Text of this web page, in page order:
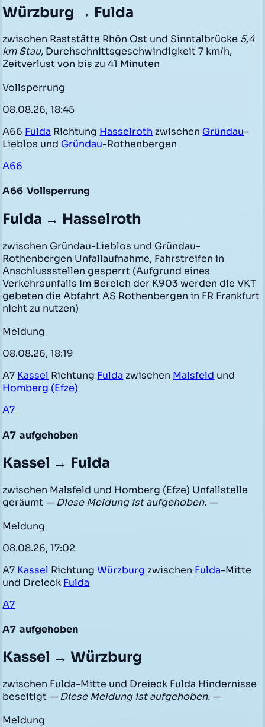
Würzburg → Fulda
zwischen Raststätte Rhön Ost und Sinntalbrücke 5,4
km Stau, Durchschnittsgeschwindigkeit 7 km/h,
Zeitverlust von bis zu 41 Minuten
Vollsperrung
08.08.26, 18:45
A66 Fulda Richtung Hasselroth zwischen Gründau-
Lieblos und Gründau-Rothenbergen
A66
A66 Vollsperrung
Fulda → Hasselroth
zwischen Gründau-Lieblos und Gründau-
Rothenbergen Unfallaufnahme, Fahrstreifen in
Anschlussstellen gesperrt (Aufgrund eines
Verkehrsunfalls im Bereich der K903 werden die VKT
gebeten die Abfahrt AS Rothenbergen in FR Frankfurt
nicht zu nutzen)
Meldung
08.08.26, 18:19
A7 Kassel Richtung Fulda zwischen Malsfeld und
Homberg (Efze)
A7
A7 aufgehoben
Kassel → Fulda
zwischen Malsfeld und Homberg (Efze) Unfallstelle
geräumt — Diese Meldung ist aufgehoben. —
Meldung
08.08.26, 17:02
A7 Kassel RichtungWürzburg zwischen Fulda-Mitte
und Dreieck Fulda
A7
A7 aufgehoben
Kassel → Würzburg
zwischen Fulda-Mitte und Dreieck Fulda Hindernisse
beseitigt — Diese Meldung ist aufgehoben. —
Meldung